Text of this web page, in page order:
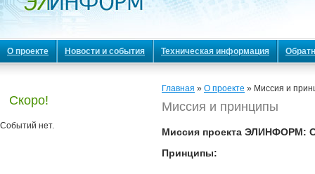
О проекте Новости и события Техническая информация
Скоро!
Событий нет.
Главная » О проекте » Миссия и
Миссия и принципы
Миссия проекта ЭЛИНФОРМ:
Принципы: